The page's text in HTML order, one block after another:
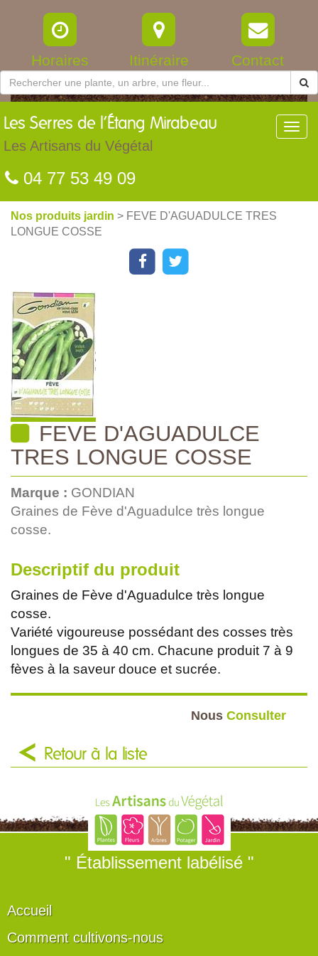
Horaires Itinéraire Contact
Les Serres de l’Étang Mirabeau
Les Artisans du Végétal
04 77 53 49 09
Nos produits jardin > FEVE D'AGUADULCE TRES
LONGUE COSSE
FEVE D'AGUADULCE
TRES LONGUE COSSE
Marque : GONDIAN
Graines de Fève d'Aguadulce très longue
cosse.
Descriptif du produit
Graines de Fève d'Aguadulce très longue
cosse.
Variété vigoureuse possédant des cosses très
longues de 35 à 40 cm. Chacune produit 7 à 9
fèves à la saveur douce et sucrée.
Nous Consulter
Retour à la liste
" Établissement labélisé "
Accueil
Comment cultivons-nous